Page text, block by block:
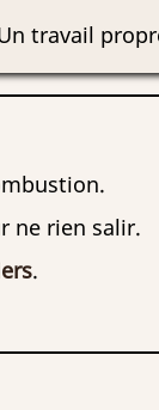
travail
ne rien salir.
.